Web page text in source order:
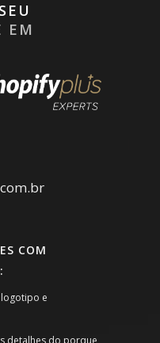
EM
COM
e
detalhes do porque